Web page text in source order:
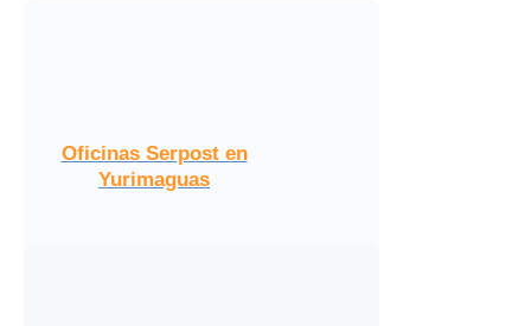
Oficinas Serpost en
Yurimaguas